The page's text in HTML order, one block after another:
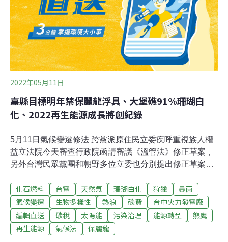
冠，象徵著領袖守護族人的責任和尊貴的身分。過去佩戴
鷹羽有嚴謹的規範。不過，屏科大野生動物保育研究所教
授孫元勳的團隊調查，隨著部落的傳統規範式微，
2022年05月11日
嘉縣目標明年禁保麗龍浮具、大堡礁91%珊瑚白
化、2022再生能源成長將創紀錄
5月11日氣候變遷修法 跨黨派原住民立委疾呼重視族人權
益立法院今天審查行政院函請審議《溫管法》修正草案，
另外台灣民眾黨團和朝野多位立委也分別提出修正草案，
跨黨派共同召開記者會，質疑行政院版法案草案對於原住
民族權益鮮少著墨，疾呼因應氣候變遷相關修法應納入原
住民族的角色，重視原住民族的權益。（中央社報導）碳
稅延宕20年 立委：財政部別裝睡財政部2006年提出《能
源稅條例》草案，2026年歐盟課徵碳關稅，台灣碳費延至
化石燃料 台電 天然氣 珊瑚白化 狩獵
暴雨
氣候變遷
生物多樣性 熱浪 碳費
台中火力發電廠
編輯直送
碳稅 太陽能 污染治理 能源轉型
熊鷹
再生能源
氣候法 保麗龍